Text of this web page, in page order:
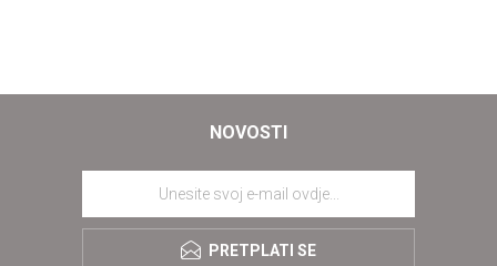
NOVOSTI
PRETPLATI SE